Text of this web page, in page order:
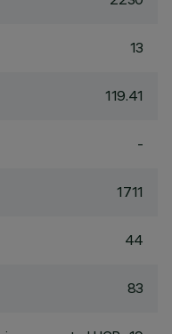
13
119.41
-
1711
44
83